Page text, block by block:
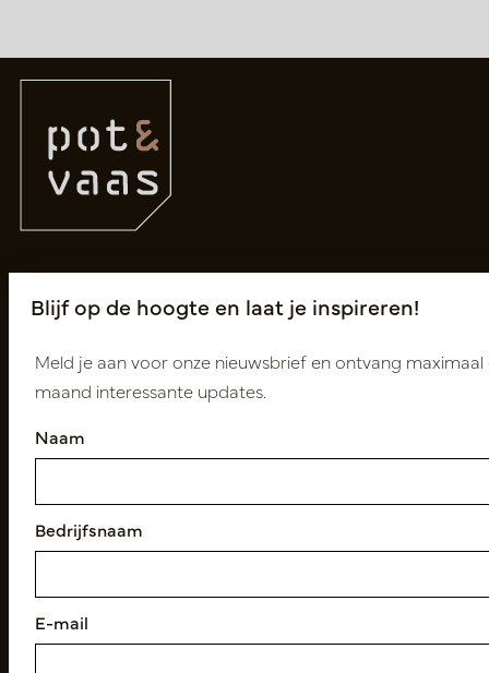
Volg ons
Nieuwsbrief
Abonneer
Klantenservice
Over ons
Nieuwsbrief
Blijf op de hoogte en laat je inspireren!
Meld je aan voor onze nieuwsbrief en ontvang
maand interessante updates.
Naam
Bedrijfsnaam
E-mail